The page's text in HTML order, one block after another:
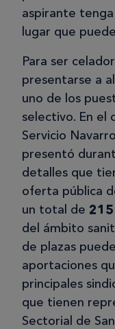
aspirante
lugar que
Para ser
presentarse a
uno de los
selectivo. En el
Servicio
presentó
detalles que
oferta pública
un total de
del ámbito
de plazas
aportaciones
principales
que tienen
Sectorial de